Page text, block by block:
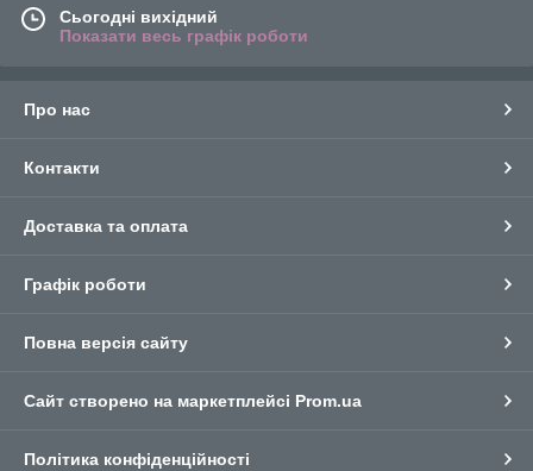
Сьогодні вихідний
Показати весь графік роботи
Про нас
Контакти
Доставка та оплата
Графік роботи
Повна версія сайту
Сайт створено на маркетплейсі Prom.ua
Політика конфіденційності